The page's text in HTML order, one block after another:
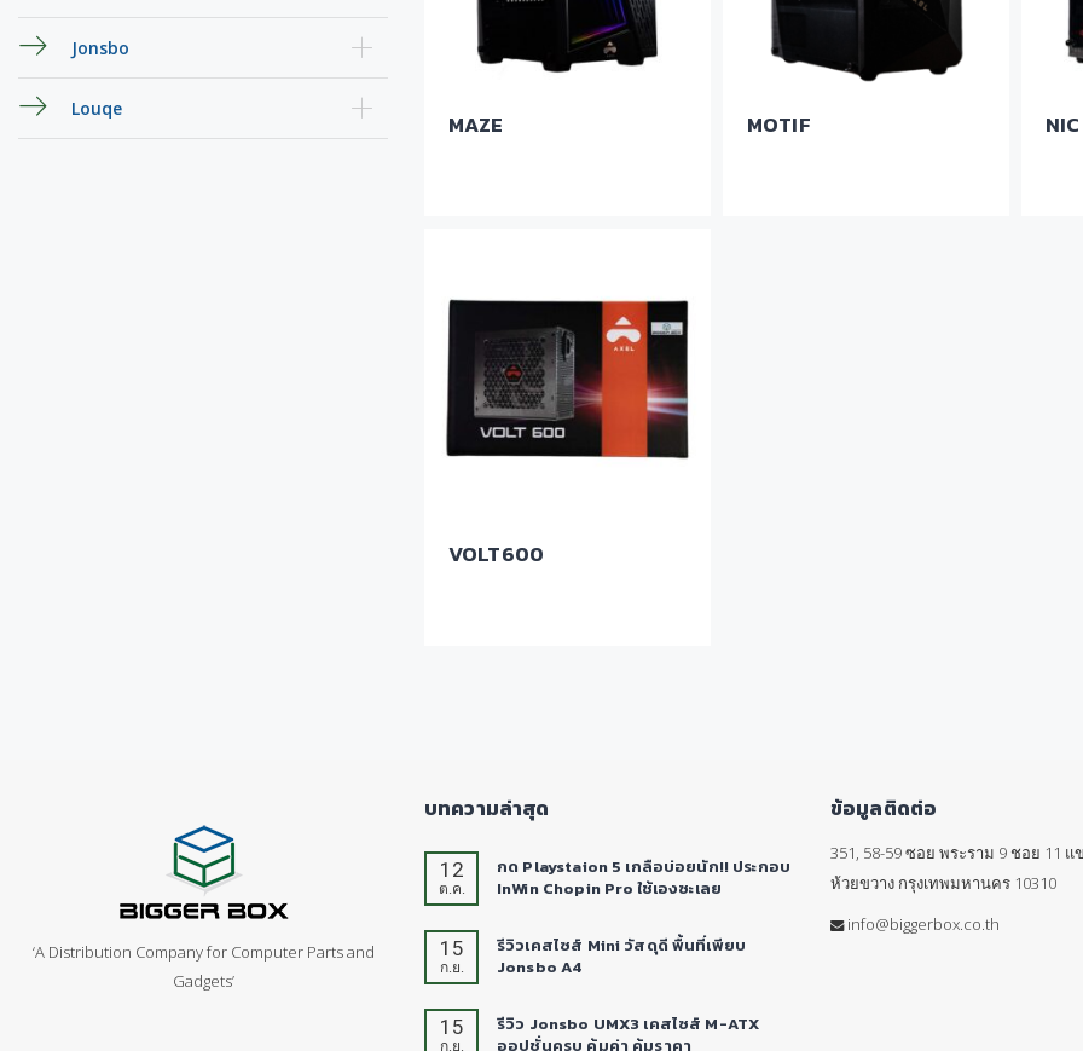
Jonsbo
Louqe MAZE MOTIF NIC
VOLT600
‘A Distribution Company for Computer Parts and
Gadgets’
บทความล่าสุด
12
ต.ค.
กด Playstaion 5 เกลือบ่อยนัก!! ประกอบ
InWin Chopin Pro ใช้เองซะเลย
15
ก.ย.
รีวิวเคสไซส์ Mini วัสดุดี พื้นที่เพียบ
Jonsbo A4
15
ก.ย.
รีวิว Jonsbo UMX3 เคสไซส์ M-ATX
ออปชั่นครบ คุ้มค่า คุ้มราคา
ข้อมูลติดต่อ
351, 58-59 ซอย พระราม 9 ชอย 11 แ
ห้วยขวาง กรุงเทพมหานคร 10310
info@biggerbox.co.th